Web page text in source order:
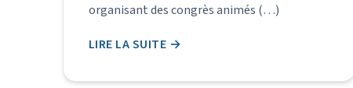
organisant des congrès animés (…)
LIRE LA SUITE →